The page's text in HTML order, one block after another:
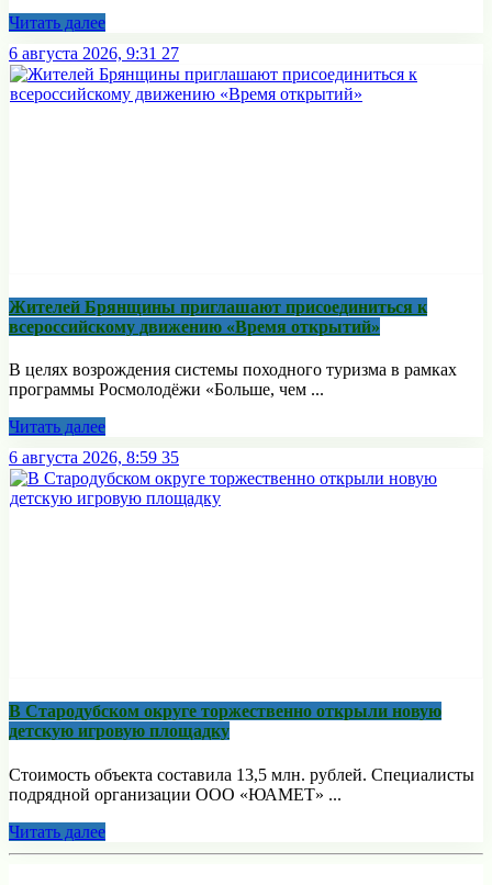
Читать далее
6 августа 2026, 9:31 27
Жителей Брянщины приглашают присоединиться к
всероссийскому движению «Время открытий»
В целях возрождения системы походного туризма в рамках
программы Росмолодёжи «Больше, чем ...
Читать далее
6 августа 2026, 8:59 35
В Стародубском округе торжественно открыли новую
детскую игровую площадку
Стоимость объекта составила 13,5 млн. рублей. Специалисты
подрядной организации ООО «ЮАМЕТ» ...
Читать далее